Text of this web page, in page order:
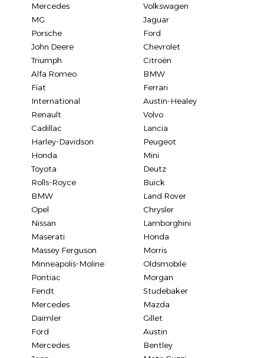
Mercedes
Volkswagen
MG
Jaguar
Porsche
Ford
John Deere
Chevrolet
Triumph
Citroën
Alfa Romeo
BMW
Fiat
Ferrari
International
Austin-Healey
Renault
Volvo
Cadillac
Lancia
Harley-Davidson
Peugeot
Honda
Mini
Toyota
Deutz
Rolls-Royce
Buick
BMW
Land Rover
Opel
Chrysler
Nissan
Lamborghini
Maserati
Honda
Massey Ferguson
Morris
Minneapolis-Moline
Oldsmobile
Pontiac
Morgan
Fendt
Studebaker
Mercedes
Mazda
Daimler
Gillet
Ford
Austin
Mercedes
Bentley